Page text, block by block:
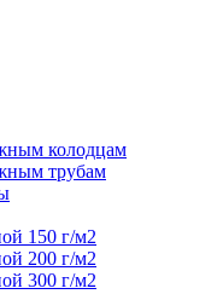
колодцам
трубам
150 г/м2
200 г/м2
300 г/м2